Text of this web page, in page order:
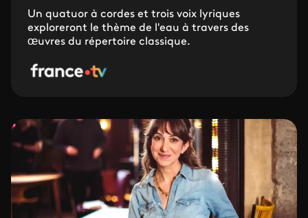
Un quatuor à cordes et trois voix lyriques
exploreront le thème de l'eau à travers des
œuvres du répertoire classique.